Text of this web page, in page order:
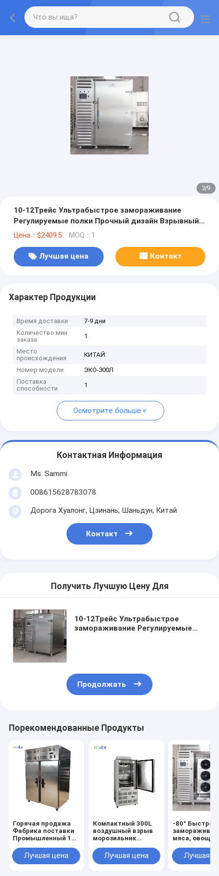
2/9
10-12Трейс Ультрабыстрое замораживание
Регулируемые полки Прочный дизайн Взрывный
морозильник
Цена：$2409.5 MOQ：1
Лучшая цена Контакт
Характер Продукции
Время доставки
7-9 дни
Количество мин
заказа
1
Место
происхождения
КИТАЙ
Номер модели
ЭКО-300Л
Поставка
способности
1
Осмотрите больше
Контактная Информация
Ms. Sammi
008615628783078
Дорога Хуалонг, Цзинань, Шаньдун, Китай
Контакт
Получить Лучшую Цену Для
10-12Трейс Ультрабыстрое
замораживание Регулируемые
Продолжать
Порекомендованные Продукты
Горячая продажа
Фабрика поставки
Промышленный 178
охлаждающий
взрывный
Лучшая цена
Компактный 300L
воздушный взрыв
морозильник
морозильник
глубокий
Лучшая цена
-80° Быстрое
мяса, овощей
Лучшая